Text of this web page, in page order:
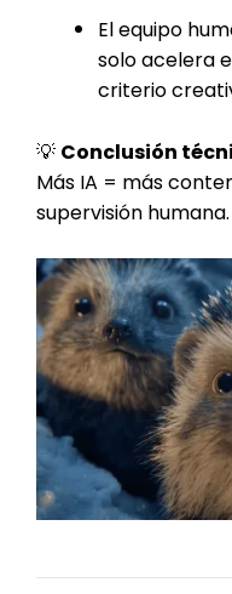
El equipo
solo acelera
criterio
💡 Conclusión
Más IA = más
supervisión humana.